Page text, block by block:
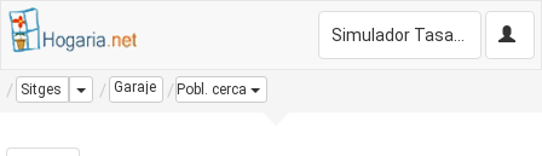
Sitges Dropdown
Garaje Pobl. cerca